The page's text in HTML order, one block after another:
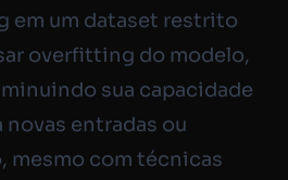
em um dataset restrito
overfitting do modelo,
sua capacidade
novas entradas ou
mesmo com técnicas